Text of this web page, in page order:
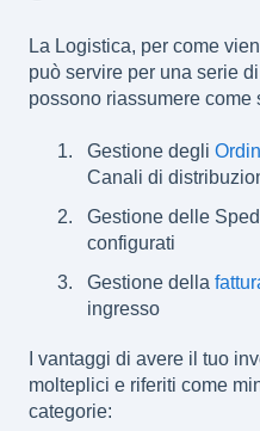
La Logistica, per come
può servire per una serie
possono riassumere come
Gestione degli
Canali di
Gestione delle
configurati
Gestione della
ingresso
I vantaggi di avere il tuo
molteplici e riferiti come
categorie: